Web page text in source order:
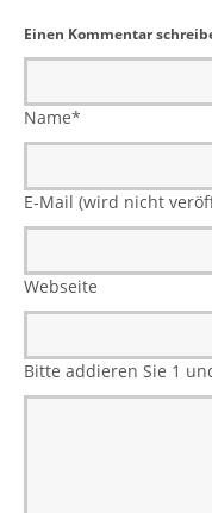
Einen Kommentar
Name*
E-Mail (wird nicht
Webseite
Bitte addieren Sie 1